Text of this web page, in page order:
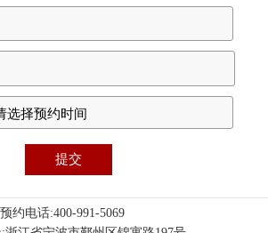
预约电话:400-991-5069